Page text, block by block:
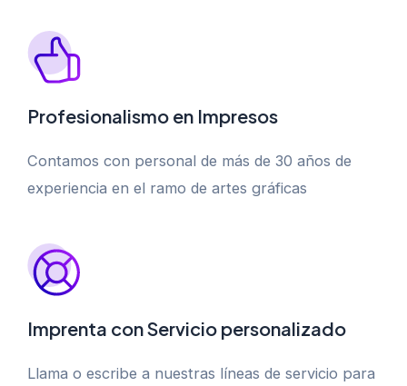
Profesionalismo en Impresos
Contamos con personal de más de 30 años de
experiencia en el ramo de artes gráficas
Imprenta con Servicio personalizado
Llama o escribe a nuestras líneas de servicio para